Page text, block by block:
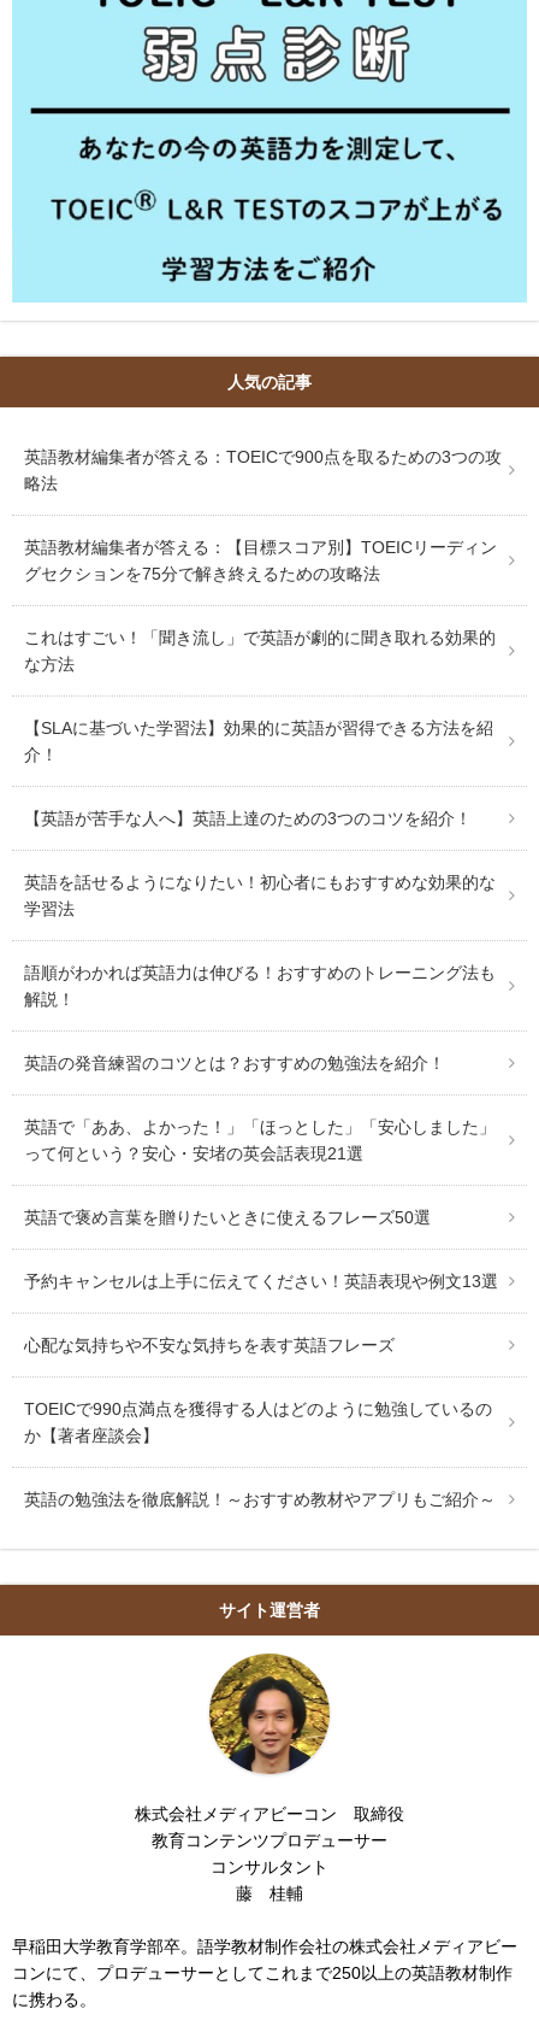
人気の記事
英語教材編集者が答える：TOEICで900点を取るための3つの攻
略法
英語教材編集者が答える：【目標スコア別】TOEICリーディン
グセクションを75分で解き終えるための攻略法
これはすごい！「聞き流し」で英語が劇的に聞き取れる効果的
な方法
【SLAに基づいた学習法】効果的に英語が習得できる方法を紹
介！
【英語が苦手な人へ】英語上達のための3つのコツを紹介！
英語を話せるようになりたい！初心者にもおすすめな効果的な
学習法
語順がわかれば英語力は伸びる！おすすめのトレーニング法も
解説！
英語の発音練習のコツとは？おすすめの勉強法を紹介！
英語で「ああ、よかった！」「ほっとした」「安心しました」
って何という？安心・安堵の英会話表現21選
英語で褒め言葉を贈りたいときに使えるフレーズ50選
予約キャンセルは上手に伝えてください！英語表現や例文13選
心配な気持ちや不安な気持ちを表す英語フレーズ
TOEICで990点満点を獲得する人はどのように勉強しているの
か【著者座談会】
英語の勉強法を徹底解説！～おすすめ教材やアプリもご紹介～
サイト運営者
株式会社メディアビーコン 取締役
教育コンテンツプロデューサー
コンサルタント
藤 桂輔
早稲田大学教育学部卒。語学教材制作会社の株式会社メディアビー
コンにて、プロデューサーとしてこれまで250以上の英語教材制作
に携わる。